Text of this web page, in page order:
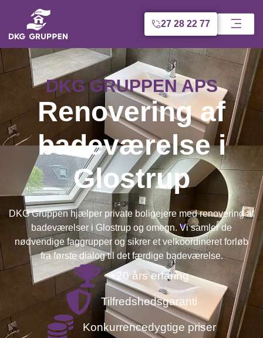
27 28 22 77
DKG GRUPPEN APS
Renovering af
badeværelse i
Glostrup
DKG Gruppen hjælper private boligejere med renovering af
badeværelser i Glostrup og omegn. Vi samler de
nødvendige faggrupper og sikrer et velkoordineret forløb
fra første dialog til det færdige badeværelse.
+20 års erfaring
Tilfredshedsgaranti
Konkurrencedygtige priser